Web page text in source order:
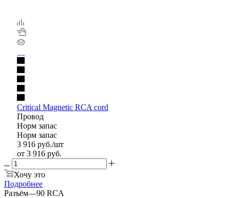
Critical Magnetic RCA cord
Провод
Норм запас
Норм запас
3 916 руб./шт
от 3 916 руб.
Хочу это
Подробнее
Разъём—90 RCA